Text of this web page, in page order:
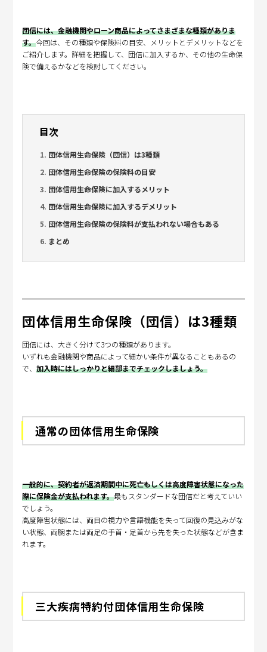
団信には、金融機関やローン商品によってさまざまな種類がありま
す。今回は、その種類や保険料の目安、メリットとデメリットなどを
ご紹介します。詳細を把握して、団信に加入するか、その他の生命保
険で備えるかなどを検討してください。
目次
団体信用生命保険（団信）は3種類
団体信用生命保険の保険料の目安
団体信用生命保険に加入するメリット
団体信用生命保険に加入するデメリット
団体信用生命保険の保険料が支払われない場合もある
まとめ
団体信用生命保険（団信）は3種類
団信には、大きく分けて3つの種類があります。
いずれも金融機関や商品によって細かい条件が異なることもあるの
で、加入時にはしっかりと細部までチェックしましょう。
通常の団体信用生命保険
一般的に、契約者が返済期間中に死亡もしくは高度障害状態になった
際に保険金が支払われます。最もスタンダードな団信だと考えていい
でしょう。
高度障害状態には、両目の視力や言語機能を失って回復の見込みがな
い状態、両腕または両足の手首・足首から先を失った状態などが含ま
れます。
三大疾病特約付団体信用生命保険